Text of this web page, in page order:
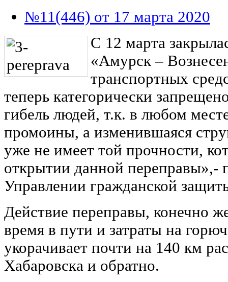
№11(446) от 17 марта 2020
С 12 марта
«Амурск –
транспортных
теперь категорически
гибель людей, т.к. в любом
промоины, а изменившаяся
уже не имеет той прочности,
открытии данной переправы»,-
Управлении гражданской
Действие переправы, конечно
время в пути и затраты на
укорачивает почти на 140 км
Хабаровска и обратно.